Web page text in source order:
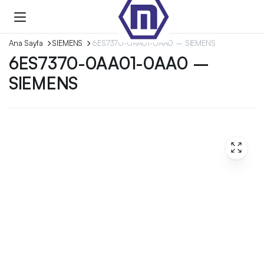
Ana Sayfa SIEMENS 6ES7370-0AA01-0AA0 – SIEMENS
6ES7370-0AA01-0AA0 –
SIEMENS